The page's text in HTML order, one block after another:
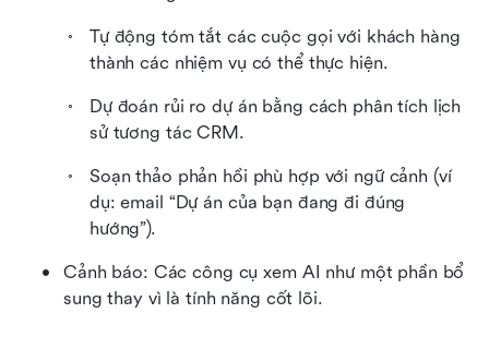
Tự động tóm tắt các cuộc gọi với khách hàng
thành các nhiệm vụ có thể thực hiện.
Dự đoán rủi ro dự án bằng cách phân tích lịch
sử tương tác CRM.
Soạn thảo phản hồi phù hợp với ngữ cảnh (ví
dụ: email “Dự án của bạn đang đi đúng
hướng”).
Cảnh báo: Các công cụ xem AI như một phần bổ
sung thay vì là tính năng cốt lõi.